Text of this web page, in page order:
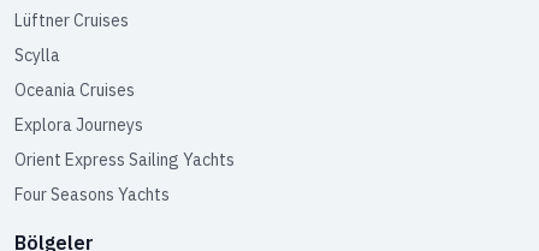
Lüftner Cruises
Scylla
Oceania Cruises
Explora Journeys
Orient Express Sailing Yachts
Four Seasons Yachts
Bölgeler